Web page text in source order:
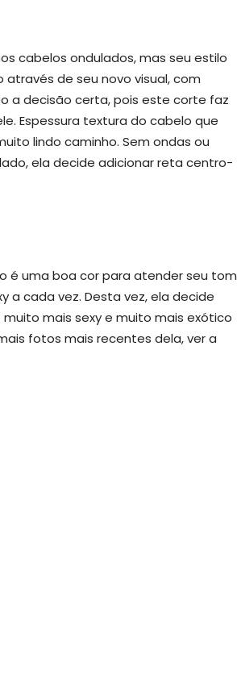
cabelos ondulados, mas seu estilo
de seu novo visual, com
a decisão certa, pois este corte faz
Espessura textura do cabelo que
lindo caminho. Sem ondas ou
ela decide adicionar reta centro-
é uma boa cor para atender seu tom
a cada vez. Desta vez, ela decide
mais sexy e muito mais exótico
fotos mais recentes dela, ver a